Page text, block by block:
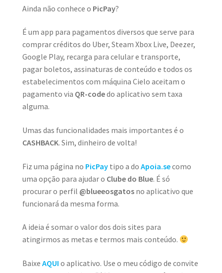
Ainda não conhece o PicPay?
É um app para pagamentos diversos que serve para
comprar créditos do Uber, Steam Xbox Live, Deezer,
Google Play, recarga para celular e transporte,
pagar boletos, assinaturas de conteúdo e todos os
estabelecimentos com máquina Cielo aceitam o
pagamento via QR-codedo aplicativo sem taxa
alguma.
Umas das funcionalidades mais importantes é o
CASHBACK. Sim, dinheiro de volta!
Fiz uma página no PicPaytipo a do Apoia.secomo
uma opção para ajudar o Clube do Blue. É só
procurar o perfil @blueeosgatosno aplicativo que
funcionará da mesma forma.
A ideia é somar o valor dos dois sites para
atingirmos as metas e termos mais conteúdo.
Baixe AQUI o aplicativo. Use o meu código de convite